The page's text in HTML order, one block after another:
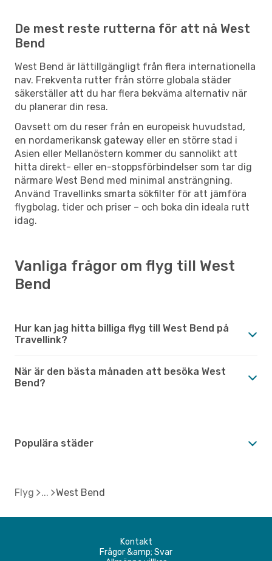
De mest reste rutterna för att nå West
Bend
West Bend är lättillgängligt från flera internationella
nav. Frekventa rutter från större globala städer
säkerställer att du har flera bekväma alternativ när
du planerar din resa.
Oavsett om du reser från en europeisk huvudstad,
en nordamerikansk gateway eller en större stad i
Asien eller Mellanöstern kommer du sannolikt att
hitta direkt- eller en-stoppsförbindelser som tar dig
närmare West Bend med minimal ansträngning.
Använd Travellinks smarta sökfilter för att jämföra
flygbolag, tider och priser – och boka din ideala rutt
idag.
Vanliga frågor om flyg till West
Bend
Hur kan jag hitta billiga flyg till West Bend på
Travellink?
När är den bästa månaden att besöka West
Bend?
Populära städer
Flyg West Bend
Kontakt
Frågor &amp; Svar